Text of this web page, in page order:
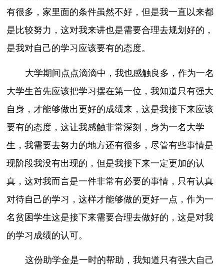
有很多，家里面的条件虽然不好，但是我一直以来都
是比较努力，这对我来讲也是需要合理去规划好的，
是我对自己的学习应该要有的态度。
大学期间点点滴滴中，我也感触良多，作为一名
大学生首先应该把学习摆在第一位，我知道只有强大
自身，才能够做出更好的成绩来，这是我接下来应该
要有的态度，这让我感触非常深刻，身为一名大学
生，我需要去努力的地方还有很多，尽管有些事情是
现阶段我没有出现的，但是我接下来一定更加的认
真，这对我而言是一件非常有必要的事情，只有认真
对待自己的学习，这样才能够做的更好一点，作为一
名贫困学生这是接下来需要合理去做好的，这是对我
的学习成绩的认可。
这份助学金是一时的帮助，我知道只有强大自己